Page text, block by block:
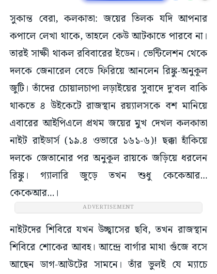
সুকান্ত বেরা, কলকাতা: জয়ের তিলক যদি আপনার
কপালে লেখা থাকে, তাহলে কেউ আটকাতে পারবে না।
তারই সাক্ষী থাকল রবিবারের ইডেন। ভেন্টিলেশন থেকে
দলকে জেনারেল বেডে ফিরিয়ে আনলেন রিঙ্কু-অনুকূল
জুটি। তাঁদের চোয়ালচাপা লড়াইয়ের সুবাদে দু’বল বাকি
থাকতে ৪ উইকেটে রাজস্থান রয়্যালসকে বশ মানিয়ে
এবারের আইপিএলে প্রথম জয়ের মুখ দেখল কলকাতা
নাইট রাইডার্স (১৯.৪ ওভারে ১৬১-৬)! ছক্কা হাঁকিয়ে
দলকে জেতানোর পর অনুকূল রায়কে জড়িয়ে ধরলেন
রিঙ্কু। গ্যালারি জুড়ে তখন শুধু কেকেআর...
কেকেআর...।
ADVERTISEMENT
নাইটদের শিবিরে যখন উচ্ছ্বাসের ছবি, তখন রাজস্থান
শিবিরে শোকের আবহ। আন্দ্রে বার্গার মাথা গুঁজে বসে
আছেন ডাগ-আউটের সামনে। তাঁর ভুলই যে ম্যাচে